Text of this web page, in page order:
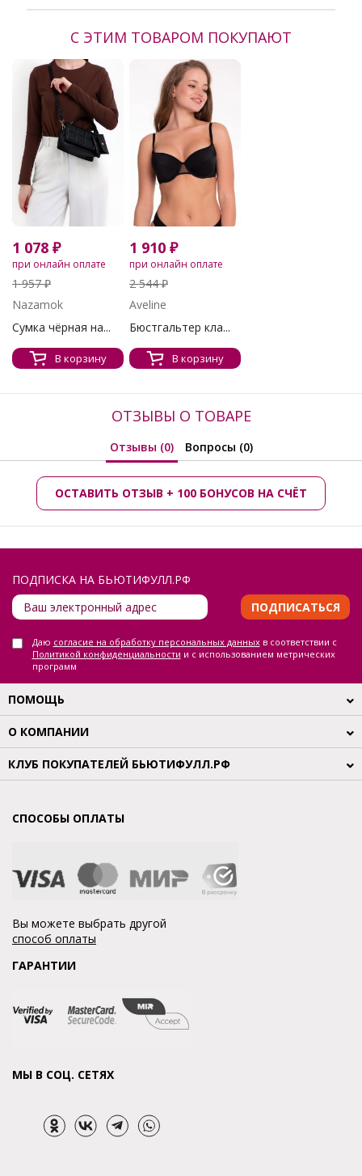
Зима, круглогодичный,
Осень/Зима
С ЭТИМ ТОВАРОМ ПОКУПАЮТ
1 078 ₽
при онлайн оплате
1 957 ₽
Nazamok
Сумка чёрная на...
В корзину
1 910 ₽
при онлайн оплате
2 544 ₽
Aveline
Бюстгальтер кла...
В корзину
ОТЗЫВЫ О ТОВАРЕ
Отзывы (0) Вопросы (0)
ОСТАВИТЬ ОТЗЫВ + 100 БОНУСОВ НА СЧЁТ
ПОДПИСКА НА БЬЮТИФУЛЛ.РФ
ПОДПИСАТЬСЯ
Даю согласие на обработку персональных данныхв соответствии с
Политикой конфиденциальности и с использованием метрических
программ
ПОМОЩЬ
О КОМПАНИИ
КЛУБ ПОКУПАТЕЛЕЙ БЬЮТИФУЛЛ.РФ
СПОСОБЫ ОПЛАТЫ
Вы можете выбрать другой
способ оплаты
ГАРАНТИИ
МЫ В СОЦ. СЕТЯХ